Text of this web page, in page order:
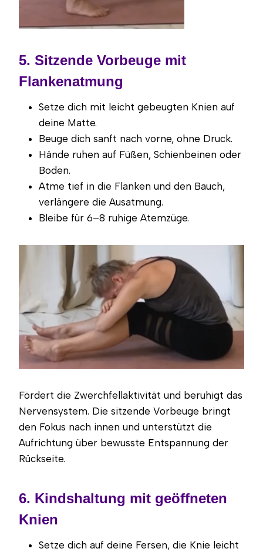
5. Sitzende Vorbeuge mit
Flankenatmung
Setze dich mit leicht gebeugten Knien auf
deine Matte.
Beuge dich sanft nach vorne, ohne Druck.
Hände ruhen auf Füßen, Schienbeinen oder
Boden.
Atme tief in die Flanken und den Bauch,
verlängere die Ausatmung.
Bleibe für 6–8 ruhige Atemzüge.
Fördert die Zwerchfellaktivität und beruhigt das
Nervensystem. Die sitzende Vorbeuge bringt
den Fokus nach innen und unterstützt die
Aufrichtung über bewusste Entspannung der
Rückseite.
6. Kindshaltung mit geöffneten
Knien
Setze dich auf deine Fersen, die Knie leicht